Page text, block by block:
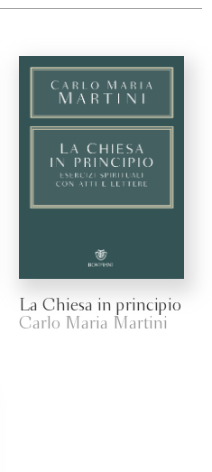
La Chiesa in principio
Carlo Maria Martini